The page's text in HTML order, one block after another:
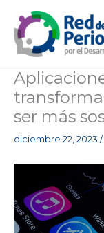
contenido
ser más
diciembre 22, 2023 /